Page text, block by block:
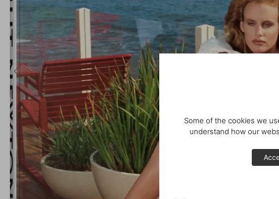
Some of the cookies we
understand how our